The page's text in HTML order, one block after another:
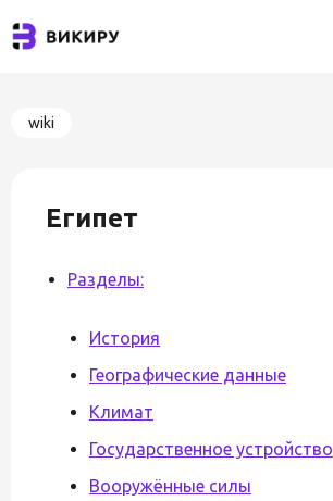
wiki
Египет
Разделы:
История
Географические данные
Климат
Государственное устройство
Вооружённые силы